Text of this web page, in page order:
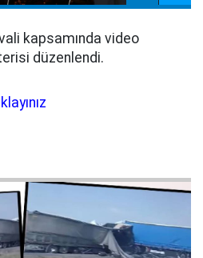
kapsamında video
düzenlendi.